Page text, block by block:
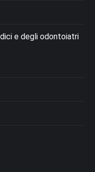
e degli odontoiatri